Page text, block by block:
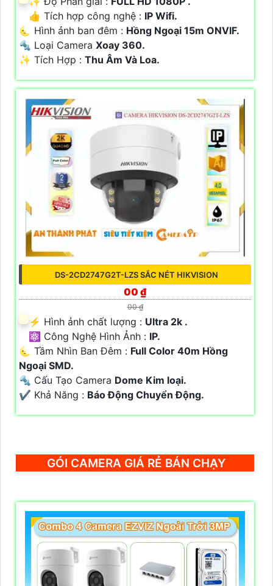
👍 Tích hợp công nghệ : IP Wifi.
🌜 Hình ảnh ban đêm : Hồng Ngoại 15m ONVIF.
🔩 Loại Camera Xoay 360.
️✨ Tích Hợp : Thu Âm Và Loa.
DS-2CD2747G2T-LZS SẮC NÉT HIKVISION
00 ₫
00 ₫
️⚡ Hình ảnh chất lượng : Ultra 2k .
⚛️ Công Nghệ Hình Ảnh : IP.
🌜 Tầm Nhìn Ban Đêm : Full Color 40m Hồng
Ngoại SMD.
🔩 Cấu Tạo Camera Dome Kim loại.
️✔️ Khả Năng : Báo Động Chuyển Động.
GÓI CAMERA GIÁ RẺ BÁN CHẠY